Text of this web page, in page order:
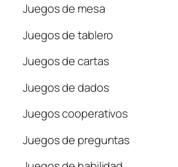
Juegos de mesa
Juegos de tablero
Juegos de cartas
Juegos de dados
Juegos cooperativos
Juegos de preguntas